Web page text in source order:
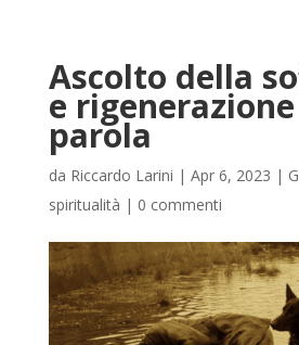
Ascolto della
e
parola
da Riccardo Larini | Apr 6, 2023 |
spiritualità | 0 commenti